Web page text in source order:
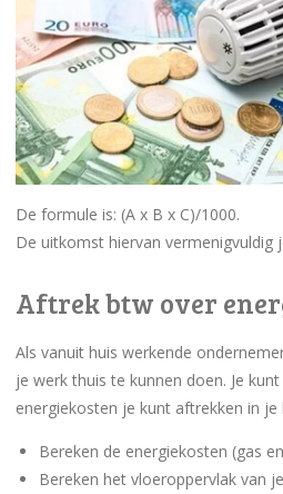
De formule is: (A x B x C)/1000.
De uitkomst hiervan
Aftrek btw over
Als vanuit huis werkende
je werk thuis te kunnen doen. Je
energiekosten je kunt aftrekken in
Bereken de energiekosten (gas
Bereken het vloeroppervlak van